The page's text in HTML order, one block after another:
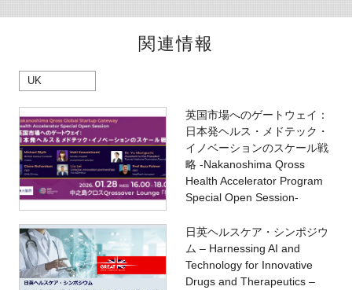
関連情報
UK
英国市場へのゲートウェイ：
日本発ヘルス・メドテック・
イノベーションのスケール戦
略 -Nakanoshima Qross
Health Accelerator Program
Special Open Session-
日英ヘルスケア・シンポジウ
ム – Harnessing AI and
Technology for Innovative
Drugs and Therapeutics –